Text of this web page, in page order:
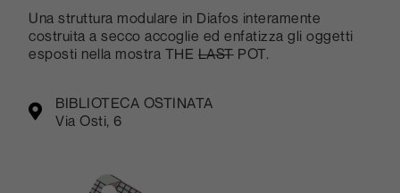
Una struttura modulare in Diafos interamente
costruita a secco accoglie ed enfatizza gli oggetti
esposti nella mostra THE LASTPOT.
BIBLIOTECA OSTINATA
Via Osti, 6